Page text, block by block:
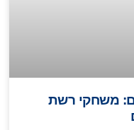
משחקי רשת